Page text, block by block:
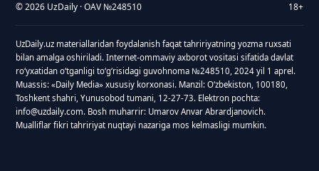
© 2026 UzDaily · OAV №248510 18+
UzDaily.uz materiallaridan foydalanish faqat tahririyatning yozma ruxsati
bilan amalga oshiriladi. Internet-ommaviy axborot vositasi sifatida davlat
roʻyxatidan oʻtganligi toʻgʻrisidagi guvohnoma №248510, 2024 yil 1 aprel.
Muassis: «Daily Media» xususiy korxonasi. Manzil: Oʻzbekiston, 100180,
Toshkent shahri, Yunusobod tumani, 12-27-73. Elektron pochta:
info@uzdaily.com. Bosh muharrir: Umarov Anvar Abrardjanovich.
Mualliflar fikri tahririyat nuqtayi nazariga mos kelmasligi mumkin.